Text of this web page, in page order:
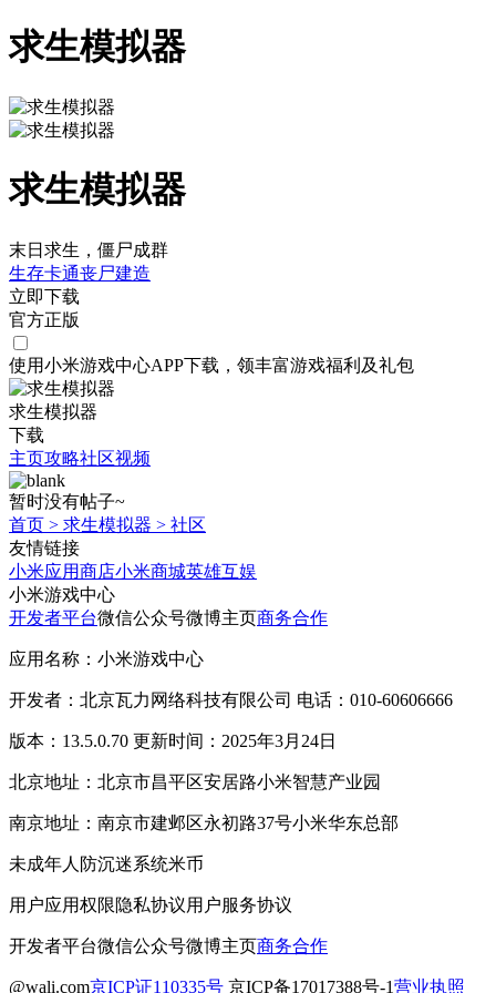
求生模拟器
求生模拟器
末日求生，僵尸成群
生存卡通丧尸建造
立即下载
官方正版
使用小米游戏中心APP下载 ，领丰富游戏福利 及礼包
求生模拟器
下载
主页攻略社区视频
暂时没有帖子~
首页 > 求生模拟器 > 社区
友情链接
小米应用商店小米商城英雄互娱
小米游戏中心
开发者平台微信公众号微博主页商务合作
应用名称：小米游戏中心
开发者：北京瓦力网络科技有限公司 电话：010-60606666
版本：13.5.0.70 更新时间：2025年3月24日
北京地址：北京市昌平区安居路小米智慧产业园
南京地址：南京市建邺区永初路37号小米华东总部
未成年人防沉迷系统米币
用户应用权限隐私协议用户服务协议
开发者平台微信公众号微博主页商务合作
@wali.com京ICP证110335号 京ICP备17017388号-1营业执照